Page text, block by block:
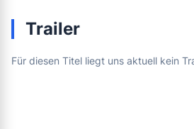
Trailer
Für diesen Titel liegt uns aktuell kein